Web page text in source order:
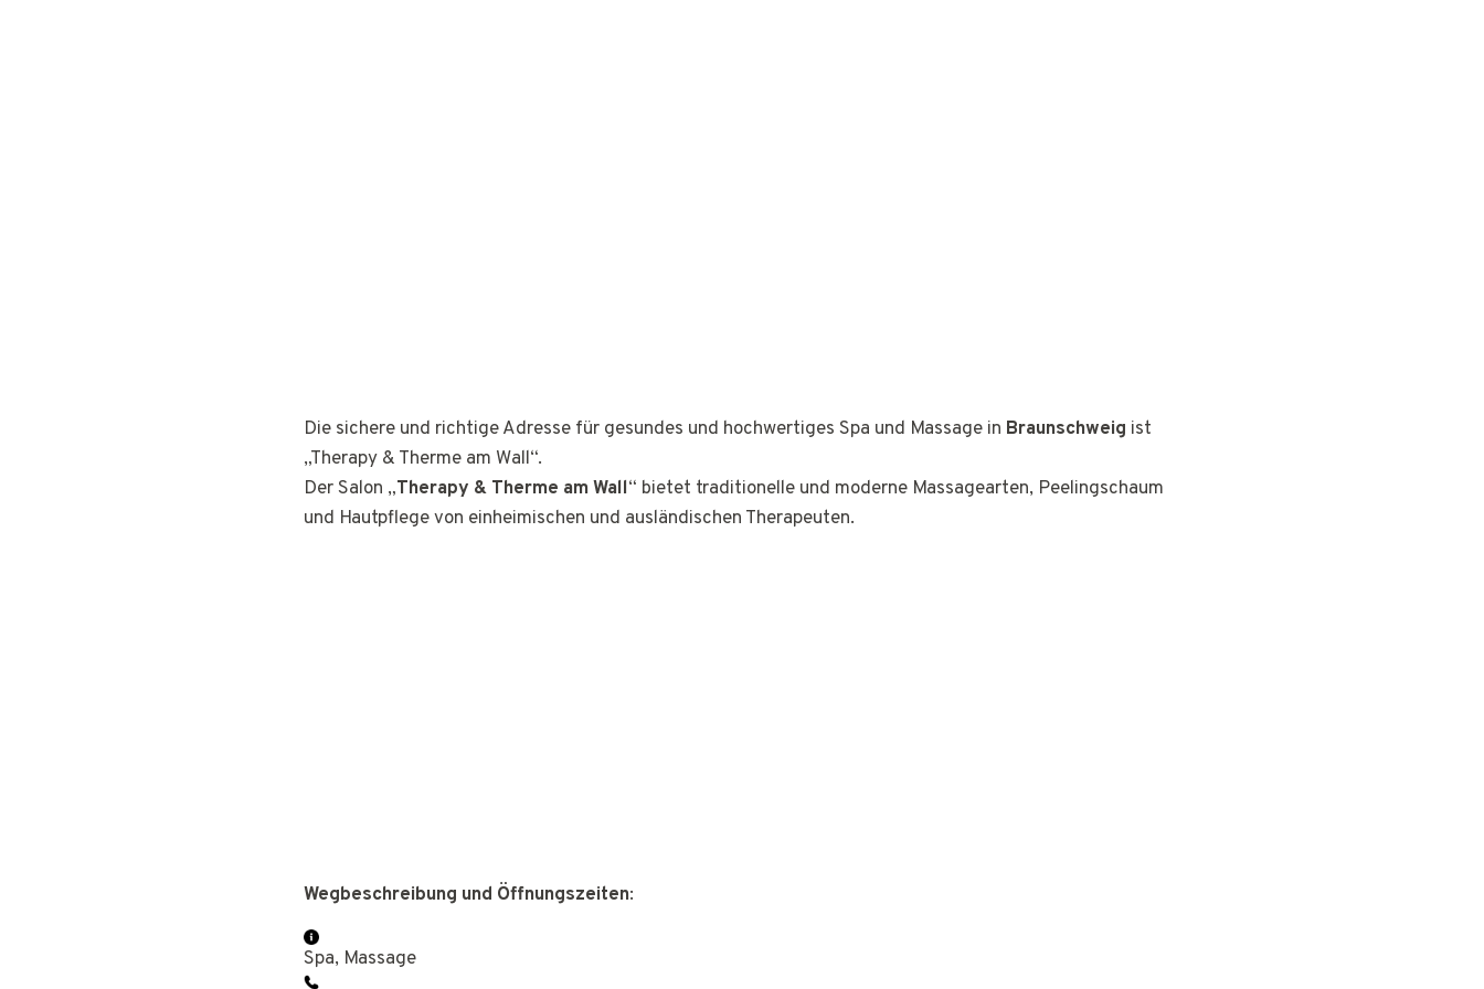
Die sichere und richtige Adresse für gesundes und hochwertiges Spa und Massage in Braunschweig ist
„Therapy & Therme am Wall“.
Der Salon „Therapy & Therme am Wall“ bietet traditionelle und moderne Massagearten, Peelingschaum
und Hautpflege von einheimischen und ausländischen Therapeuten.
Wegbeschreibung und Öffnungszeiten:
Spa, Massage